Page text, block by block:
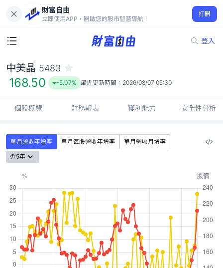
財富自由
立即使用APP，開啟您的股市智慧導航！
打開
登入
168.50
-5.07%
中美晶 5483
168.50 -5.07% 最近更新時間： 2026/08/07 05:30
個股概覽 財務報表 獲利能力 安全性分析
單月營收年增率 單月每股營收年增率
單月營收月增率
近5年